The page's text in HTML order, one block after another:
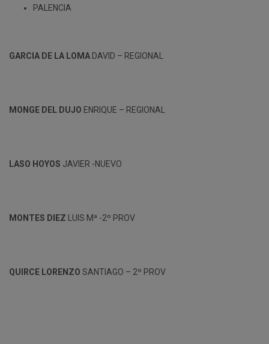
PALENCIA
GARCIA DE LA LOMA DAVID – REGIONAL
MONGE DEL DUJO ENRIQUE – REGIONAL
LASO HOYOS JAVIER -NUEVO
MONTES DIEZ LUIS Mª -2º PROV
QUIRCE LORENZO SANTIAGO – 2º PROV